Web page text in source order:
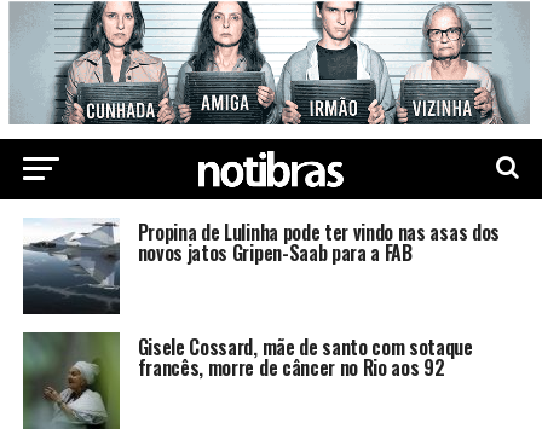
Propina de Lulinha pode ter vindo nas asas dos
novos jatos Gripen-Saab para a FAB
Gisele Cossard, mãe de santo com sotaque
francês, morre de câncer no Rio aos 92